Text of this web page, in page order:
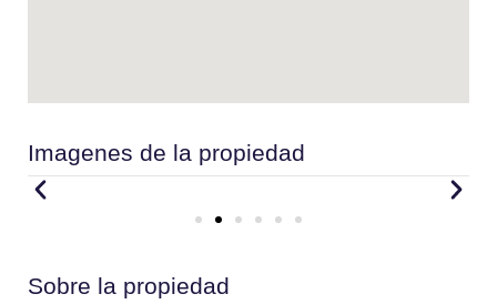
Imagenes de la propiedad
Sobre la propiedad